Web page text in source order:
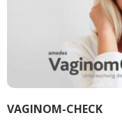
VAGINOM-CHECK